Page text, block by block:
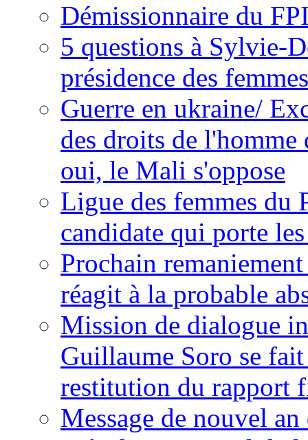
Démissionnaire du
5 questions à Sylvie-
présidence des
Guerre en ukraine/
des droits de
oui, le Mali s'oppose
Ligue des femmes du
candidate qui porte
Prochain
réagit à la probable
Mission de dialogue
Guillaume Soro se
restitution du rapport
Message de nouvel